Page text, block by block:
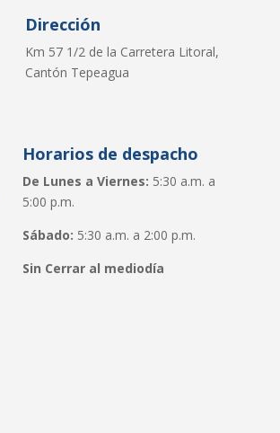
Dirección
Km 57 1/2 de la Carretera Litoral,
Cantón Tepeagua
Horarios de despacho
De Lunes a Viernes: 5:30 a.m. a
5:00 p.m.
Sábado: 5:30 a.m. a 2:00 p.m.
Sin Cerrar al mediodía